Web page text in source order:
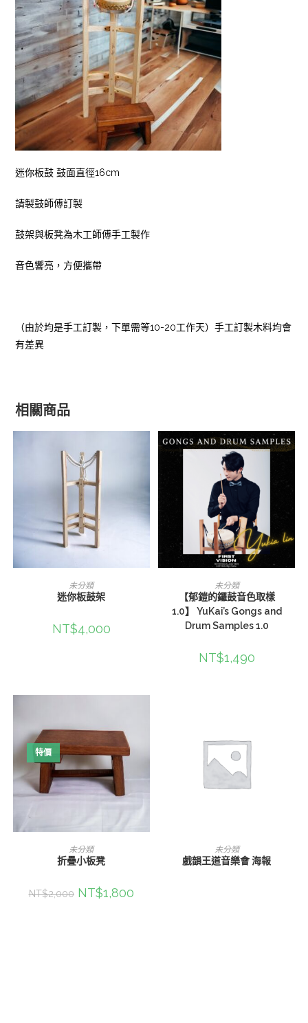
迷你板鼓 鼓面直徑16cm
請製鼓師傅訂製
鼓架與板凳為木工師傅手工製作
音色響亮，方便攜帶
（由於均是手工訂製，下單需等10-20工作天）手工訂製木料均會
有差異
相關商品
加入購物車
未分類
迷你板鼓架
NT$4,000
加入購物車
未分類
【郁鎧的鑼鼓音色取樣
1.0】 YuKai’s Gongs and
Drum Samples 1.0
NT$1,490
特價
加入購物車
未分類
折疊小板凳
NT$2,000 原
始
NT$1,800目
查看內容
未分類
戲韻王道音樂會 海報